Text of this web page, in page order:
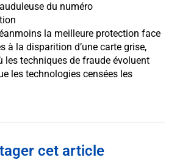
du numéro
la meilleure protection face
à la disparition d’une carte grise,
les techniques de fraude évoluent
les technologies censées les
cet article